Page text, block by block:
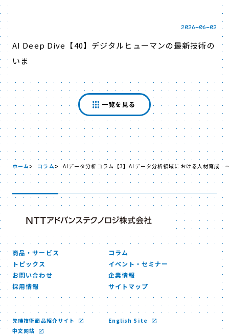
2026-06-02
AI Deep Dive【40】デジタルヒューマンの最新技術の
いま
一覧を見る
ホーム コラム AIデータ分析コラム【3】AIデータ分析領域における人材育成
商品・サービス
コラム
トピックス
イベント・セミナー
お問い合わせ
企業情報
採用情報
サイトマップ
先端技術商品紹介サイト
English Site
中文网站